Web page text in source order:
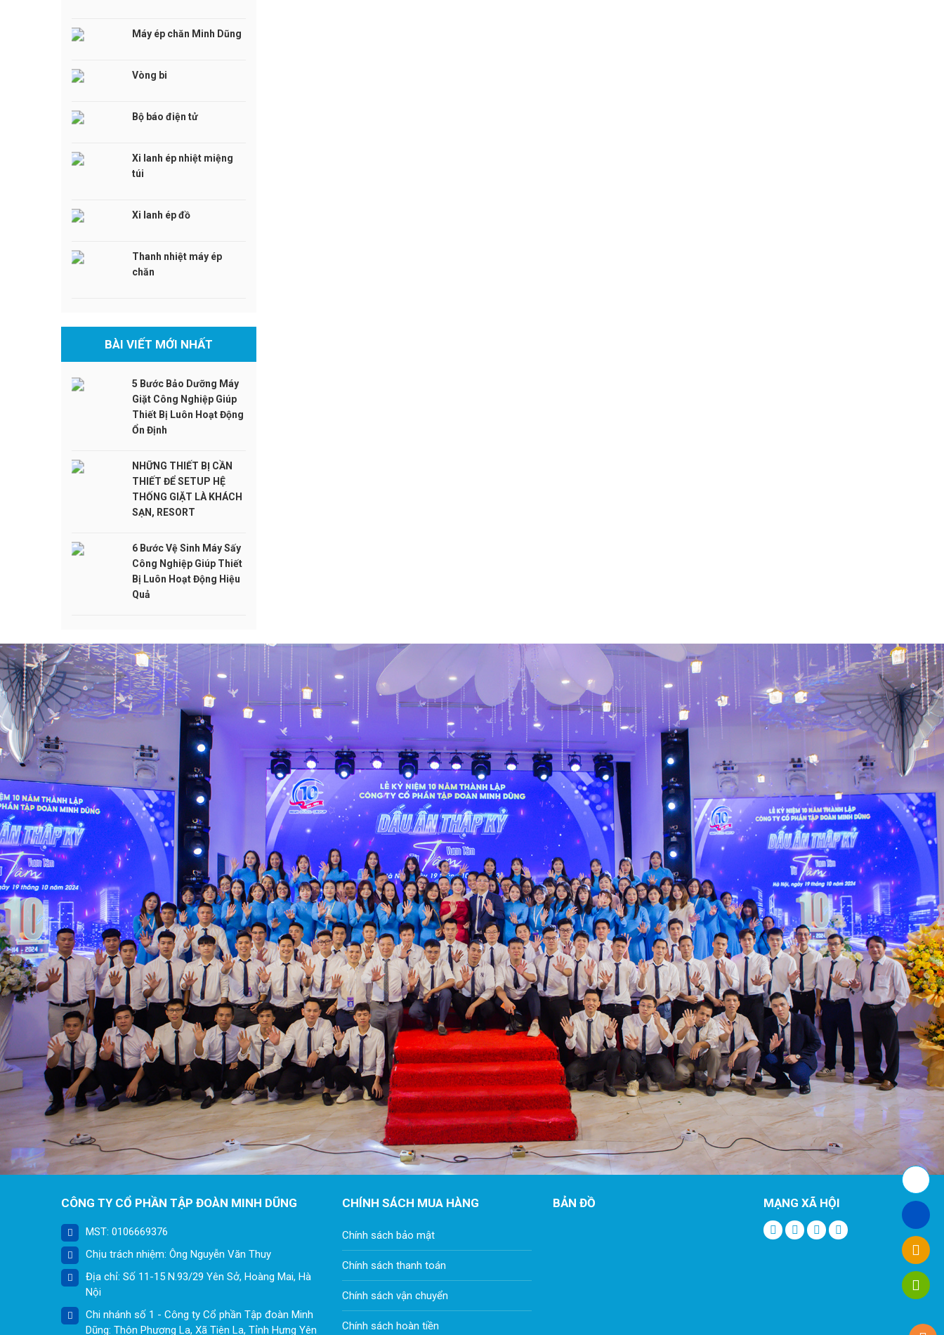
Máy ép chăn Minh Dũng
Vòng bi
Bộ báo điện tử
Xi lanh ép nhiệt miệng
túi
Xi lanh ép đồ
Thanh nhiệt máy ép
chăn
BÀI VIẾT MỚI NHẤT
5 Bước Bảo Dưỡng Máy
Giặt Công Nghiệp Giúp
Thiết Bị Luôn Hoạt Động
Ổn Định
NHỮNG THIẾT BỊ CẦN
THIẾT ĐỂ SETUP HỆ
THỐNG GIẶT LÀ KHÁCH
SẠN, RESORT
6 Bước Vệ Sinh Máy Sấy
Công Nghiệp Giúp Thiết
Bị Luôn Hoạt Động Hiệu
Quả
CÔNG TY CỔ PHẦN TẬP ĐOÀN MINH DŨNG
MST: 0106669376
Chịu trách nhiệm: Ông Nguyễn Văn Thuy
Địa chỉ: Số 11-15 N.93/29 Yên Sở, Hoàng Mai, Hà
Nội
Chi nhánh số 1 - Công ty Cổ phần Tập đoàn Minh
Dũng: Thôn Phương La, Xã Tiên La, Tỉnh Hưng Yên
CHÍNH SÁCH MUA HÀNG
Chính sách bảo mật
Chính sách thanh toán
Chính sách vận chuyển
Chính sách hoàn tiền
BẢN ĐỒ MẠNG XÃ HỘI